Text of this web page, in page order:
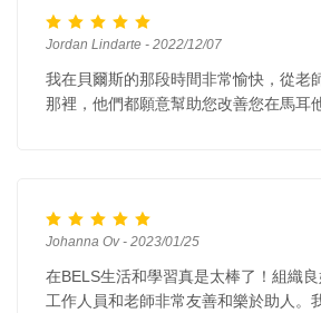
Jordan Lindarte - 2022/12/07
我在貝爾斯的那段時間非常愉快，從老
那裡，他們都願意幫助您改善您在馬耳
Johanna Ov - 2023/01/25
在BELS生活和學習真是太棒了！組織良
工作人員和老師非常友善和樂於助人。